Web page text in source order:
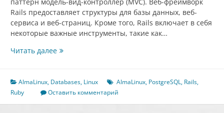
Rails предоставляет структуры для базы данных, веб-
сервиса и веб-страниц. Кроме того, Rails включает в себя
некоторые важные инструменты, такие как…
Читать далееКак
on
Rails
с
AlmaLinux, Databases, Linux AlmaLinux, PostgreSQL, Rails,
Ruby
Оставить комментарий